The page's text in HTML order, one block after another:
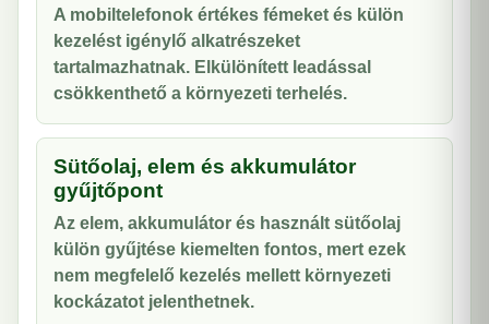
A mobiltelefonok értékes fémeket és külön
kezelést igénylő alkatrészeket
tartalmazhatnak. Elkülönített leadással
csökkenthető a környezeti terhelés.
Sütőolaj, elem és akkumulátor
gyűjtőpont
Az elem, akkumulátor és használt sütőolaj
külön gyűjtése kiemelten fontos, mert ezek
nem megfelelő kezelés mellett környezeti
kockázatot jelenthetnek.